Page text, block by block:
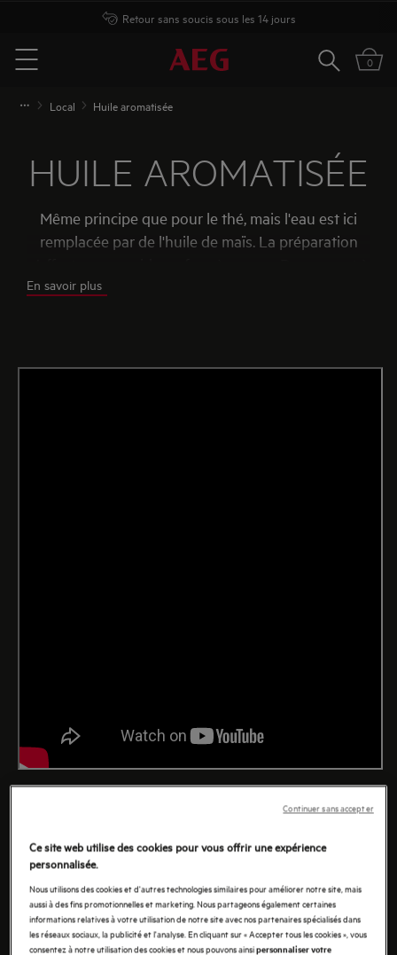
Retour sans soucis sous les 14 jours
Menu
Rechercher
0
Local Huile aromatisée
HUILE AROMATISÉE
Même principe que pour le thé, mais l'eau est ici
remplacée par de l'huile de maïs. La préparation
la plaque induction, le four à vapeur garantit un
En savoir plus
Ce site web utilise des cookies pour vous offrir une expérience
personnalisée.
Nous utilisons des cookies et d'autres technologies similaires pour améliorer notre site, mais
aussi à des fins promotionnelles et marketing. Nous partageons également certaines
informations relatives à votre utilisation de notre site avec nos partenaires spécialisés dans
les réseaux sociaux, la publicité et l'analyse. En cliquant sur « Accepter tous les cookies », vous
consentez à notre utilisation des cookies et nous pouvons ainsipersonnaliser votre
Continuer sans accepter